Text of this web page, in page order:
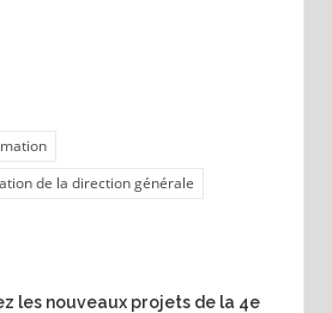
de la direction générale
les nouveaux projets de la 4e